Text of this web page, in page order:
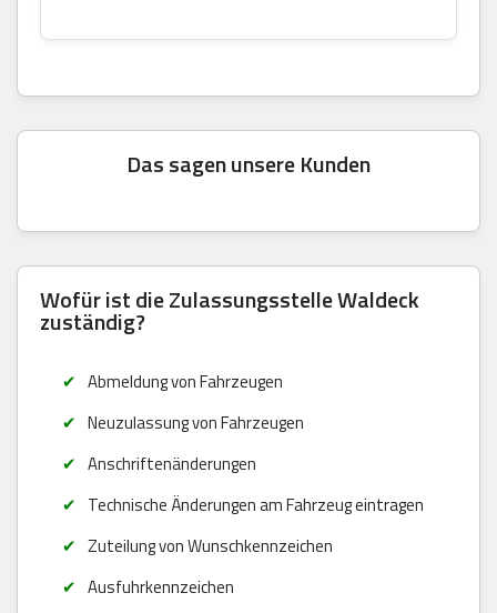
Das sagen unsere Kunden
Wofür ist die Zulassungsstelle Waldeck
zuständig?
Abmeldung von Fahrzeugen
Neuzulassung von Fahrzeugen
Anschriftenänderungen
Technische Änderungen am Fahrzeug eintragen
Zuteilung von Wunschkennzeichen
Ausfuhrkennzeichen